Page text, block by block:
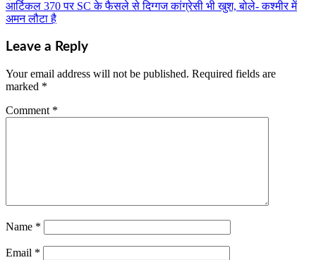
navigation
आर्टिकल 370 पर SC के फैसले से दिग्गज कांग्रेसी भी खुश, बोले- कश्मीर में
अमन लौटा है
Leave a Reply
Your email address will not be published. Required fields are
marked *
Comment *
Name *
Email *